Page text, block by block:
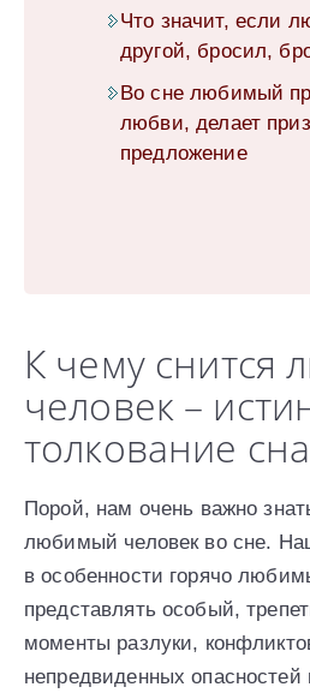
Что значит, если
другой, бросил,
Во сне любимый
любви, делает
предложение
К чему снится
человек –
толкование сна
Порой, нам очень важно
любимый человек во сне.
в особенности горячо
представлять особый,
моменты разлуки,
непредвиденных